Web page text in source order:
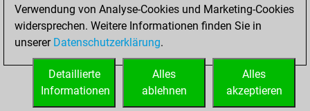
Türme auf der siebten
0
STARTSEITE
Verwendung von Analyse-Cookies und Marketing-Cookies
widersprechen. Weitere Informationen finden Sie in
unserer Datenschutzerklärung.
Alles
akzeptieren
Alles
ablehnen
Detaillierte
Informationen